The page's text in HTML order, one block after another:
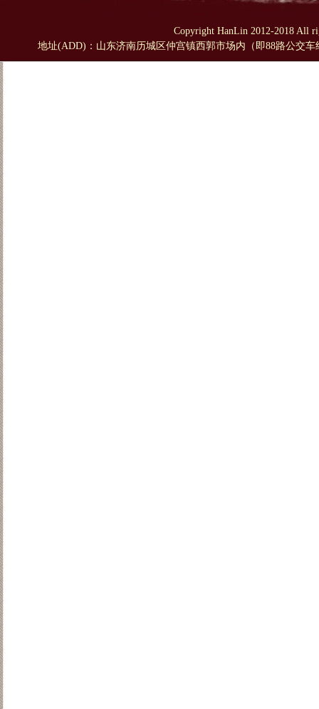
Copyright HanLin 2012-2018 All
地址(ADD)：山东济南历城区仲宫镇西郭市场内（即88路公交